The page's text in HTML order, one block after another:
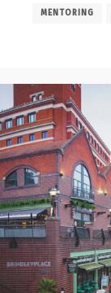
MENTORING